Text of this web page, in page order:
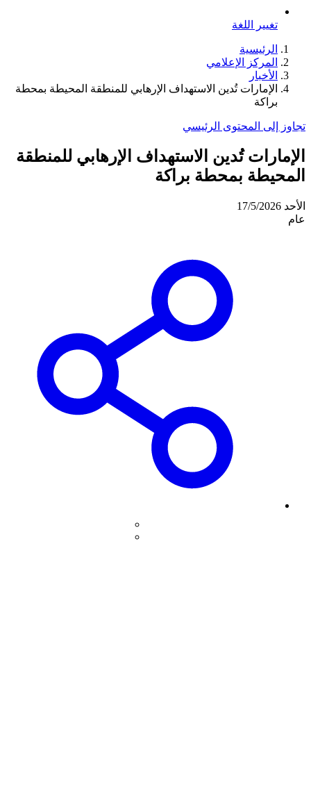
تغيير اللغة
الرئيسية
المركز الإعلامي
الأخبار
الإمارات تُدين الاستهداف الإرهابي للمنطقة المحيطة بمحطة
براكة
تجاوز إلى المحتوى الرئيسي
الإمارات تُدين الاستهداف الإرهابي للمنطقة
المحيطة بمحطة براكة
الأحد 17/5/2026
عام